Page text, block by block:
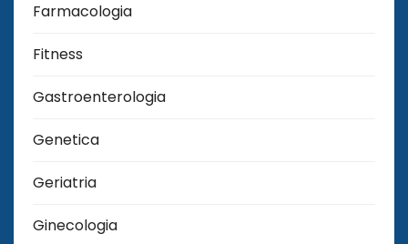
Farmacologia
Fitness
Gastroenterologia
Genetica
Geriatria
Ginecologia